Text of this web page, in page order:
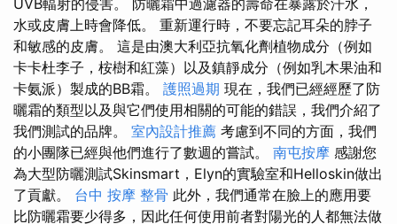
UVB輻射的侵害。 防曬霜中過濾器的壽命在暴露於汗水，
水或皮膚上時會降低。 重新運行時，不要忘記耳朵的脖子
和敏感的皮膚。 這是由澳大利亞抗氧化劑植物成分（例如
卡卡杜李子，桉樹和紅藻）以及鎮靜成分（例如乳木果油和
卡氨派）製成的BB霜。 護照過期 現在，我們已經經歷了防
曬霜的類型以及與它們使用相關的可能的錯誤，我們介紹了
我們測試的品牌。 室內設計推薦 考慮到不同的方面，我們
的小團隊已經與他們進行了數週的嘗試。 南屯按摩 感謝您
為大型防曬測試Skinsmart，Elyn的實驗室和Helloskin做出
了貢獻。 台中 按摩 整骨 此外，我們通常在臉上的應用要
比防曬霜要少得多，因此任何使用前者對陽光的人都無法做